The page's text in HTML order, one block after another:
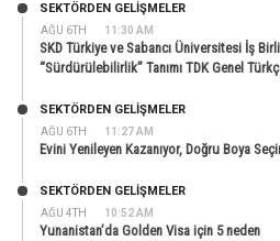
AĞU 6TH 11:30 AM
SEKTÖRDEN GELIŞMELER
SKD Türkiye ve Sabancı Üniversitesi İş
“Sürdürülebilirlik” Tanımı TDK Genel
AĞU 6TH 11:27 AM
SEKTÖRDEN GELIŞMELER
Evini Yenileyen Kazanıyor, Doğru Boya
AĞU 4TH 10:52 AM
SEKTÖRDEN GELIŞMELER
Yunanistan’da Golden Visa için 5 neden